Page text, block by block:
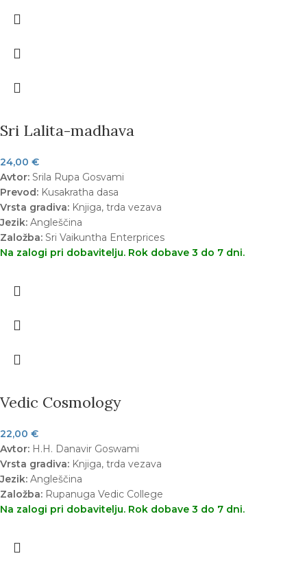
Sri Lalita-madhava
24,00 €
Avtor: Srila Rupa Gosvami
Prevod: Kusakratha dasa
Vrsta gradiva: Knjiga, trda vezava
Jezik: Angleščina
Založba: Sri Vaikuntha Enterprices
Na zalogi pri dobavitelju. Rok dobave 3 do 7 dni.
Vedic Cosmology
22,00 €
Avtor: H.H. Danavir Goswami
Vrsta gradiva: Knjiga, trda vezava
Jezik: Angleščina
Založba: Rupanuga Vedic College
Na zalogi pri dobavitelju. Rok dobave 3 do 7 dni.